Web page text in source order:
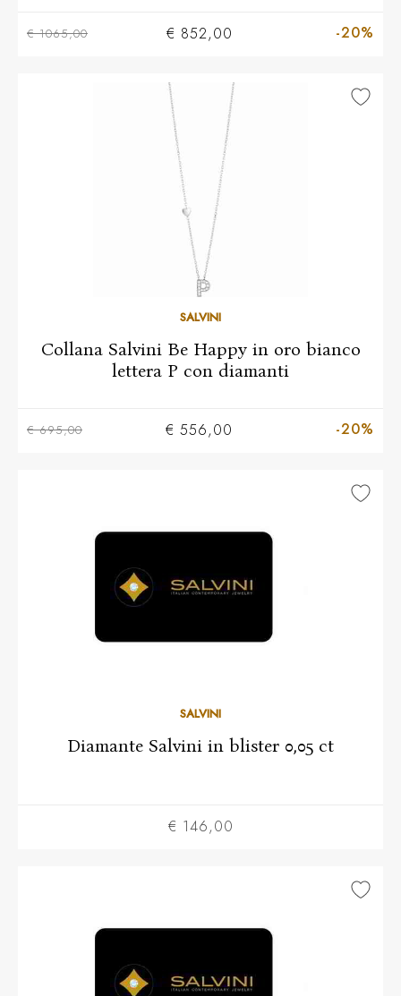
€ 1065,00 € 852,00 -20%
SALVINI
Collana Salvini Be Happy in oro bianco
lettera P con diamanti
€ 695,00 € 556,00 -20%
SALVINI
Diamante Salvini in blister 0,05 ct
€ 146,00